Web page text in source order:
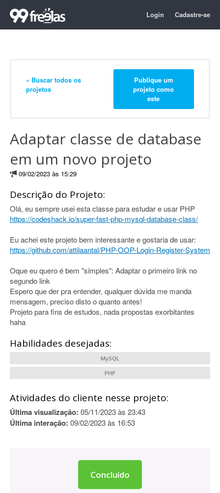
Login Cadastre-se
« Buscar todos os
projetos
Publique um
projeto como
este
Adaptar classe de database
em um novo projeto
09/02/2023 às 15:29
Descrição do Projeto:
Olá, eu sempre usei esta classe para estudar e usar PHP
https://codeshack.io/super-fast-php-mysql-database-class/
Eu achei este projeto bem interessante e gostaria de usar:
https://github.com/attilaantal/PHP-OOP-Login-Register-System
Oque eu quero é bem "simples": Adaptar o primeiro link no
segundo link
Espero que der pra entender, qualquer dúvida me manda
mensagem, preciso disto o quanto antes!
Projeto para fins de estudos, nada propostas exorbitantes
haha
Habilidades desejadas:
MySQL
PHP
Atividades do cliente nesse projeto:
Última visualização: 05/11/2023 às 23:43
Última interação: 09/02/2023 às 16:53
Concluído